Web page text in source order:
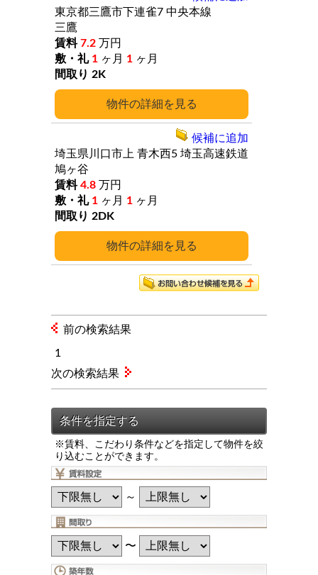
詳細
東京都三鷹市下連雀7 中央本線
三鷹
7.2 万円
1 ヶ月 1 ヶ月
2K
詳細
埼玉県川口市上 青木西5 埼玉高速鉄道
鳩ヶ谷
4.8 万円
1 ヶ月 1 ヶ月
2DK
候補に追加
前の検索結果
1
※賃料、こだわり条件などを指定して物件を絞
り込むことができます。
～
〜